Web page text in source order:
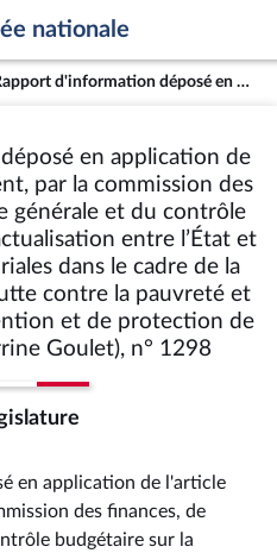
nationale
Rapport d'information déposé en application de l'article 146 du règlement, par la commission des finances, de l'économie générale et du contrôle budgétaire sur la contractualisation entre l’État et les collectivités territoriales dans le cadre de la stratégie nationale de lutte contre la pauvreté et de la stratégie de prévention et de protection de l’enfance (Mme Perrine Goulet), n° 1298
en application de
par la commission des
générale et du contrôle
entre l’État et
dans le cadre de la
contre la pauvreté et
et de protection de
Goulet), n° 1298
en application de l'article
des finances, de
budgétaire sur la